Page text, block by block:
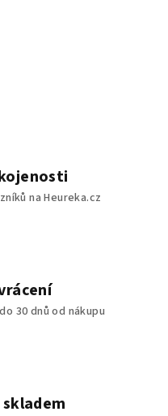
na Heureka.cz
30 dnů od nákupu